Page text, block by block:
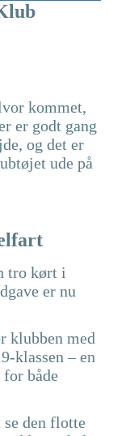
kommet,
er godt gang
og det er
ude på
tro kørt i
er nu
klubben med
klassen – en
både
den flotte